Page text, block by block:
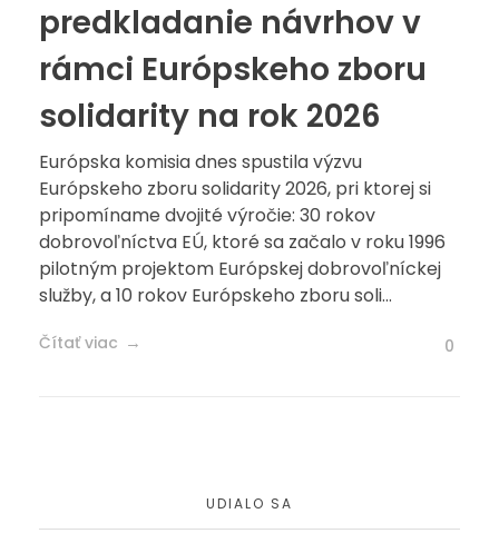
predkladanie návrhov v
rámci Európskeho zboru
solidarity na rok 2026
Európska komisia dnes spustila výzvu
Európskeho zboru solidarity 2026, pri ktorej si
pripomíname dvojité výročie: 30 rokov
dobrovoľníctva EÚ, ktoré sa začalo v roku 1996
pilotným projektom Európskej dobrovoľníckej
služby, a 10 rokov Európskeho zboru soli...
Čítať viac 0
UDIALO SA